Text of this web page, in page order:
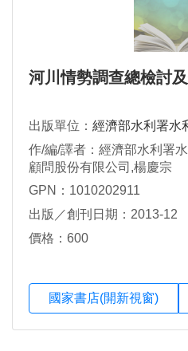
河川情勢調查總檢討
出版單位： 經濟部水利署水
作/編/譯者：經濟部水利署
顧問股份有限公司,楊慶宗
GPN：1010202911
出版／創刊日期：2013-12
價格：600
國家書店(開新視窗)